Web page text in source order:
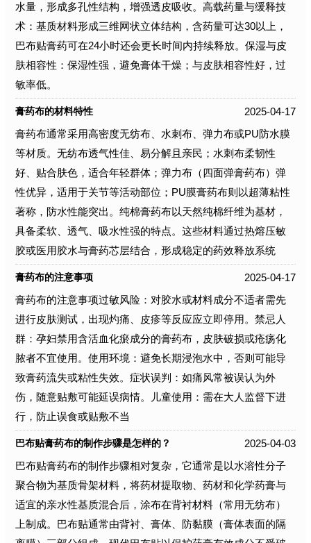
水量，形成多孔性结构，增强透皮吸收。高载药量与缓释技
术：基质材料形成三维网状立体结构，含药量可达30以上，
巴布贴膏药可在24小时还会更长时间内持续释放。保湿与皮
肤相容性：保湿性强，避免膏体干燥；与皮肤相容性好，过
敏率低。
膏药布的材料特性
2025-04-17
膏药布通常采用高密度无纺布、水刺布、弹力布或PU防水膜
等材质。无纺布透气性佳、易分解且亲民；水刺布柔韧性
好、贴合肤色，适合年轻群体；弹力布（四面弹膏药布）弹
性优异，适用于关节等活动部位；PU膜膏药布则以超薄粘性
著称，防水性能突出。纯棉膏药布以天然纯棉纤维为基材，
具备柔软、透气、吸水性强的特点。这些材料通过热熔压敏
胶或医用胶水与膏药芯层结合，形成稳定的药效释放系统
膏药布的注意事项
2025-04-17
膏药布的注意事项过敏风险：对胶水或材料成分不适者需先
进行皮肤测试，出现灼痛、皮疹等反应应立即停用。禁忌人
群：孕妇禁用含活血化瘀成分的膏药布，皮肤破损或疮疡化
脓者不宜使用。使用环境：避免长期浸泡水中，否则可能导
致膏药流失或粘性失效。症状误判：如痛风常被误认为外
伤，随意贴敷可能延误病情。儿童使用：需在大人监督下进
行，防止误食或贴敷不当
巴布贴膏药布的制作步骤是怎样的？
2025-04-03
巴布贴膏药布的制作步骤相对复杂，它通常是以水溶性分子
聚合物为基质骨架材料，将药材提取物、药材和化学药膏与
适宜的亲水性基质混合后，涂布在背衬材料（常用无纺布）
上制成。巴布贴通常由背衬、膏体、防黏膜（膏体表面的隔